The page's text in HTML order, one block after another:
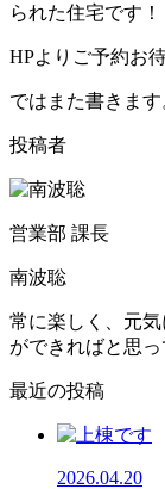
られた住宅です！
HPよりご予約お
ではまた書きます
投稿者
営業部 課長
南波聡
常に楽しく、元
ができればと思っ
最近の投稿
2026.04.20